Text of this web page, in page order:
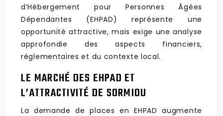
d’Hébergement pour Personnes Âgées
Dépendantes (EHPAD) représente une
opportunité attractive, mais exige une analyse
approfondie des aspects financiers,
réglementaires et du contexte local.
LE MARCHÉ DES EHPAD ET
L’ATTRACTIVITÉ DE SORMIOU
La demande de places en EHPAD augmente